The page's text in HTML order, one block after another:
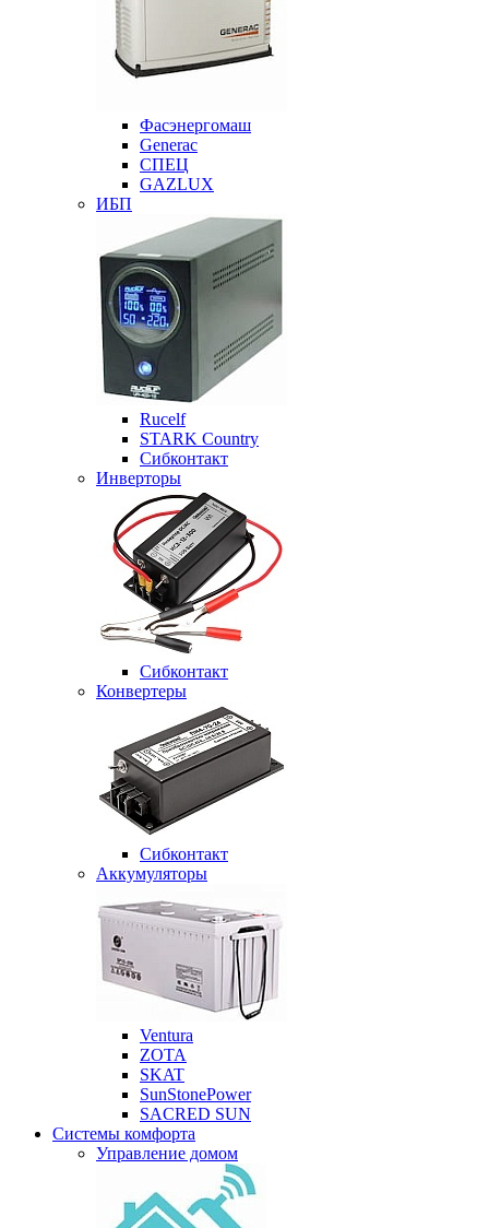
Фасэнергомаш
Generac
СПЕЦ
GAZLUX
ИБП
Rucelf
STARK Country
Сибконтакт
Инверторы
Сибконтакт
Конвертеры
Сибконтакт
Аккумуляторы
Ventura
ZOTA
SKAT
SunStonePower
SACRED SUN
Системы комфорта
Управление домом